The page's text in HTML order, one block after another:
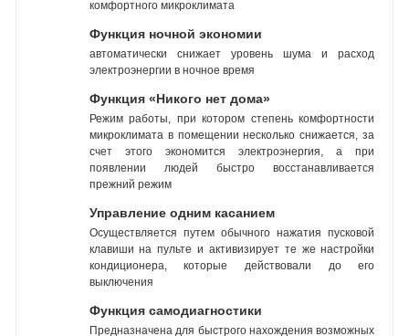
комфортного микроклимата
Функция ночной экономии
автоматически снижает уровень шума и расход
электроэнергии в ночное время
Функция «Никого нет дома»
Режим работы, при котором степень комфортности
микроклимата в помещении несколько снижается, за
счет этого экономится электроэнергия, а при
появлении людей быстро восстанавливается
прежний режим
Управление одним касанием
Осуществляется путем обычного нажатия пусковой
клавиши на пульте и активизирует те же настройки
кондиционера, которые действовали до его
выключения
Функция самодиагностики
Предназначена для быстрого нахождения возможных